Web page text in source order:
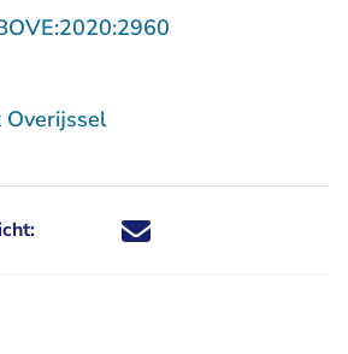
Overijssel
Deel dit nieuwsbericht via X -
Deel dit nieuwsbericht via
Deel dit nieuwsbericht
Deel dit